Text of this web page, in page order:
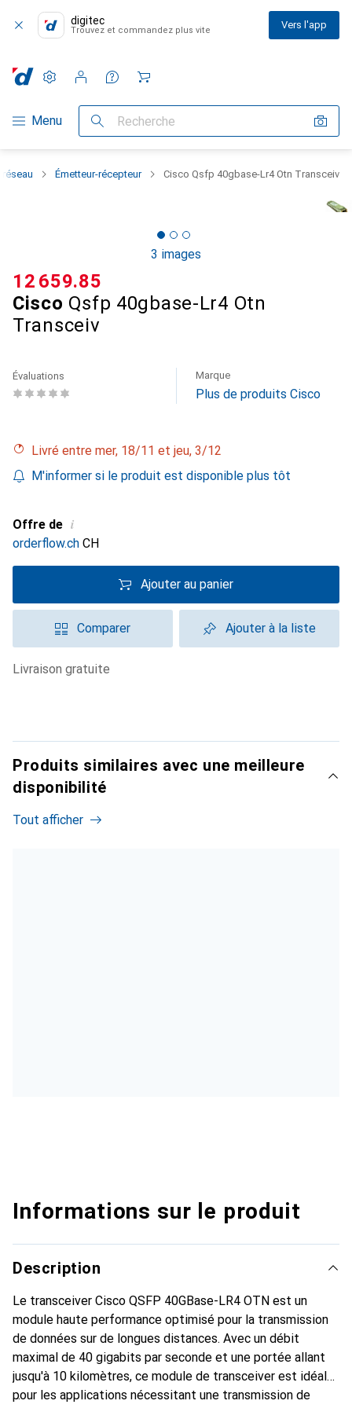
digitec
Trouvez et commandez plus vite Vers l'app
Navigation par catégorie
Menu Recherche
Paramètres
Compte client
Listes de comparaison
Listes d'envies
Panier
Émetteur-récepteur Cisco Qsfp 40gbase-Lr4 Otn Transceiv
3 images
Cisco Qsfp 40gbase-Lr4 Otn
Transceiv
CHF
12 659.85
Évaluations Marque
Plus de produits Cisco
Livré entre mer, 18/11 et jeu, 3/12
M'informer si le produit est disponible plus tôt
Offre de i
orderflow.ch CH
Ajouter au panier
Comparer Ajouter à la liste
livraison gratuite
Produits similaires avec une meilleure
disponibilité
Tout afficher
Informations sur le produit
Description
Le transceiver Cisco QSFP 40GBase-LR4 OTN est un
module haute performance optimisé pour la transmission
de données sur de longues distances. Avec un débit
maximal de 40 gigabits par seconde et une portée allant
jusqu'à 10 kilomètres, ce module de transceiver est idéal
pour les applications nécessitant une transmission de